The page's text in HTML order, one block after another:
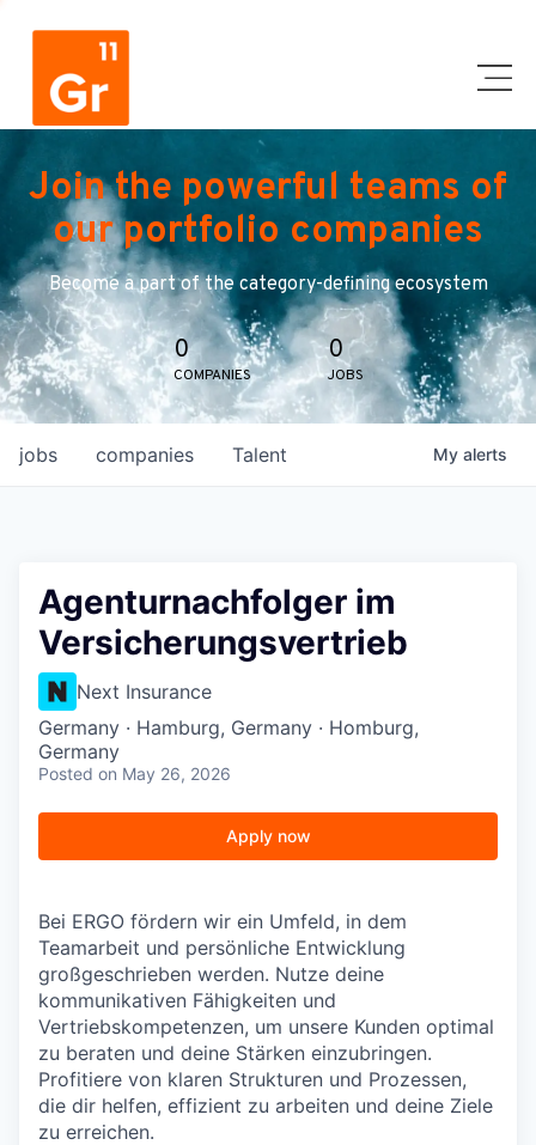
Join the powerful teams of
our portfolio companies
Become a part of the category-defining ecosystem
0
COMPANIES
0
JOBS
jobs companies Talent My alerts
Agenturnachfolger im
Versicherungsvertrieb
Next Insurance
Germany · Hamburg, Germany · Homburg,
Germany
Posted on May 26, 2026
Apply now
Bei ERGO fördern wir ein Umfeld, in dem
Teamarbeit und persönliche Entwicklung
großgeschrieben werden. Nutze deine
kommunikativen Fähigkeiten und
Vertriebskompetenzen, um unsere Kunden optimal
zu beraten und deine Stärken einzubringen.
Profitiere von klaren Strukturen und Prozessen,
die dir helfen, effizient zu arbeiten und deine Ziele
zu erreichen.